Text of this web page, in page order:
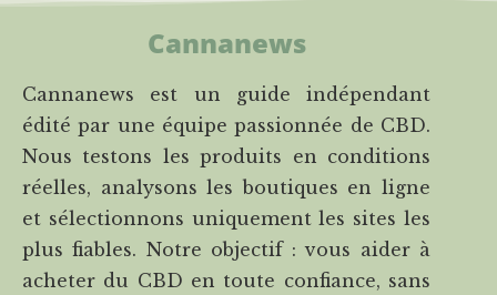
Cannanews
Cannanews est un guide indépendant
édité par une équipe passionnée de CBD.
Nous testons les produits en conditions
réelles, analysons les boutiques en ligne
et sélectionnons uniquement les sites les
plus fiables. Notre objectif : vous aider à
acheter du CBD en toute confiance, sans